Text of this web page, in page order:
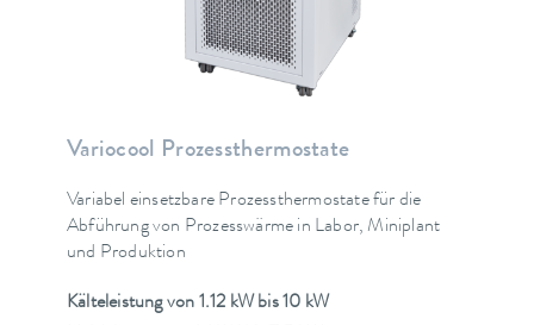
Variocool Prozessthermostate
Variabel einsetzbare Prozessthermostate für die
Abführung von Prozesswärme in Labor, Miniplant
und Produktion
Kälteleistung von 1.12 kW bis 10 kW